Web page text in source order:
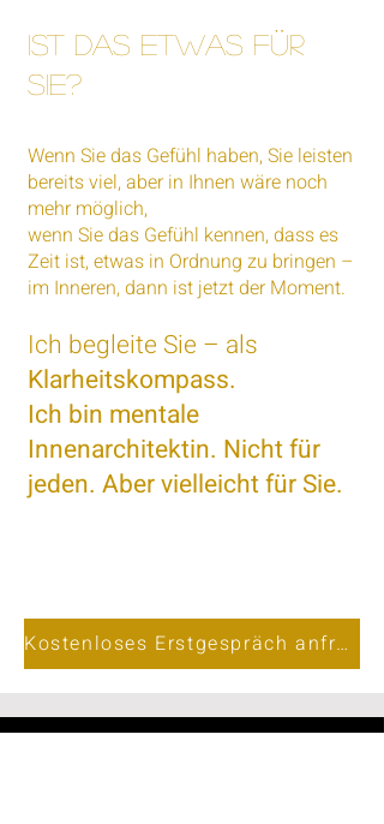
Ist das etwas für
Sie?
Wenn Sie das Gefühl haben, Sie leisten
bereits viel, aber in Ihnen wäre noch
mehr möglich,
wenn Sie das Gefühl kennen, dass es
Zeit ist, etwas in Ordnung zu bringen –
im Inneren, dann ist jetzt der Moment.
Ich begleite Sie – als
Klarheitskompass.
Ich bin mentale
Innenarchitektin. Nicht für
jeden. Aber vielleicht für Sie.
Kostenloses Erstgespräch anfragen